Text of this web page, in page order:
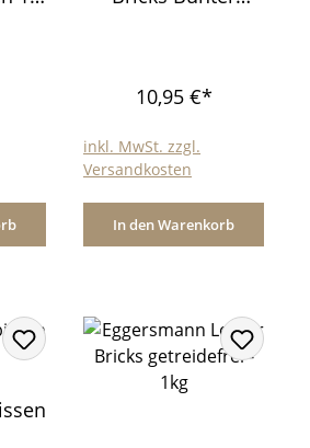
10,95 €*
inkl. MwSt. zzgl.
Versandkosten
In den Warenkorb